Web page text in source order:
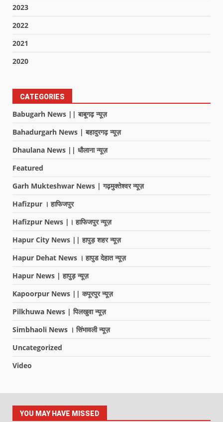
2023
2022
2021
2020
CATEGORIES
Babugarh News || बाबूगढ़ न्यूज़
Bahadurgarh News | बहादुरगढ़ न्यूज़
Dhaulana News || धौलाना न्यूज़
Featured
Garh Mukteshwar News | गढ़मुक्तेश्वर न्यूज़
Hafizpur । हाफिजपुर
Hafizpur News |। हाफिजपुर न्यूज़
Hapur City News || हापुड़ शहर न्यूज़
Hapur Dehat News । हापुड देहात न्यूज़
Hapur News | हापुड़ न्यूज़
Kapoorpur News || कपूरपुर न्यूज़
Pilkhuwa News | पिलखुवा न्यूज़
Simbhaoli News । सिंभावली न्यूज़
Uncategorized
Video
YOU MAY HAVE MISSED